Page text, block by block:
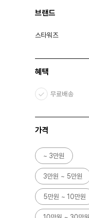
브랜드
스타워즈
혜택
무료배송
가격
~ 3만원
3만원 ~ 5만원
5만원 ~ 10만원